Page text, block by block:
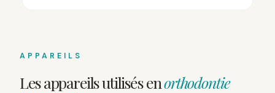
APPAREILS
Les appareils utilisés enorthodontie